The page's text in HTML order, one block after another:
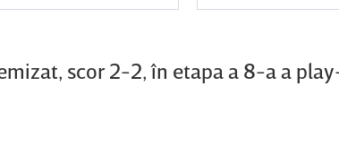
scor 2-2, în etapa a 8-a a